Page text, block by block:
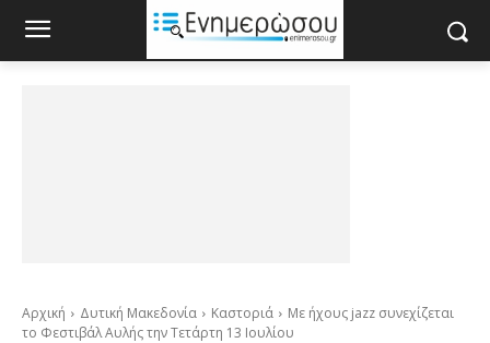
Αρχική Δυτική Μακεδονία Καστοριά
Με ήχους jazz συνεχίζεται
το Φεστιβάλ Αυλής την Τετάρτη 13 Ιουλίου